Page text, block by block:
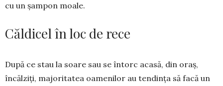
cu un șam­pon moale.
Căldicel în loc de rece
După ce stau la soare sau se întorc acasă, din oraș,
încălziți, majoritatea oamenilor au ten­dința să facă un